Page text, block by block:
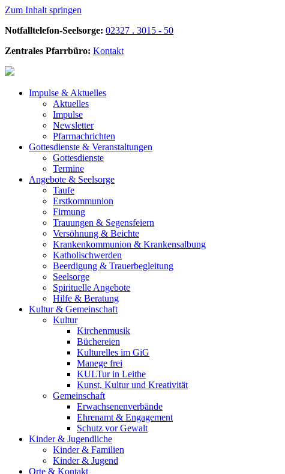
Zum Inhalt springen
Notfalltelefon-Seelsorge: 02327 . 3015 - 50
Zentrales Pfarrbüro: Kontakt
Impulse & Aktuelles
Aktuelles
Impulse
Newsletter
Pfarrnachrichten
Gottesdienste & Veranstaltungen
Gottesdienste
Termine
Angebote & Seelsorge
Taufe
Erstkommunion
Firmung
Trauungen & Segensfeiern
Versöhnung & Beichte
Krankenkommunion & Krankensalbung
Katholischwerden
Beerdigung & Trauerbegleitung
Seelsorge
Spirituelle Angebote
Hilfe & Beratung
Kultur & Gemeinschaft
Kultur
Kirchenmusik
Büchereien
Kulturelles im GiG
Manege frei
KULTur in Leithe
Kunst, Kultur und Kreativität
Gemeinschaft
Erwachsenenverbände
Ehrenamt & Engagement
Schutz vor Gewalt
Kinder & Jugendliche
Kinder & Familien
Kinder & Jugend
Orte & Kontakt